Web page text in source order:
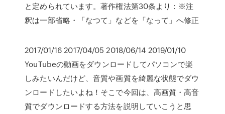
と定められています。著作権法第30条より：※注
釈は一部省略・「なつて」などを「なって」へ修正
2017/01/16 2017/04/05 2018/06/14 2019/01/10
YouTubeの動画をダウンロードしてパソコンで楽
しみたいんだけど、音質や画質を綺麗な状態でダウ
ンロードしたいよね！そこで今回は、高画質・高音
質でダウンロードする方法を説明していこうと思